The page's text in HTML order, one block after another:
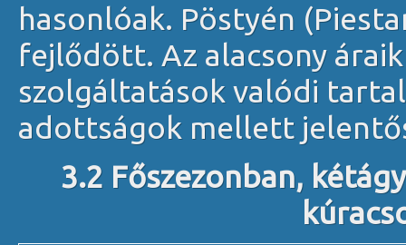
hasonlóak. Pöstyén
fejlődött. Az alacsony
szolgáltatások valódi
adottságok mellett
3.2 Főszezonban,